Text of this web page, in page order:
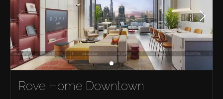
Rove Home Downtown